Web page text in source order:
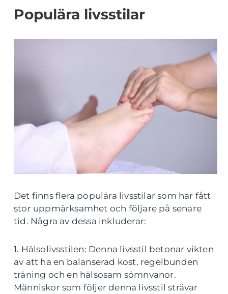
Populära livsstilar
Det finns flera populära livsstilar som har fått
stor uppmärksamhet och följare på senare
tid. Några av dessa inkluderar:
1. Hälsolivsstilen: Denna livsstil betonar vikten
av att ha en balanserad kost, regelbunden
träning och en hälsosam sömnvanor.
Människor som följer denna livsstil strävar